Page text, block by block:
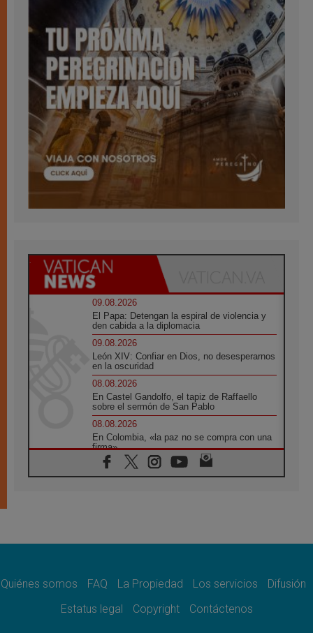
09.08.2026
El Papa: Detengan la espiral de violencia y
den cabida a la diplomacia
09.08.2026
León XIV: Confiar en Dios, no desesperarnos
en la oscuridad
08.08.2026
En Castel Gandolfo, el tapiz de Raffaello
sobre el sermón de San Pablo
08.08.2026
En Colombia, «la paz no se compra con una
firma»
08.08.2026
En Venezuela celebraron los 416 años del
08.08.2026
07.08.2026
se convierte en diócesis
Quiénes somos FAQ La Propiedad Los servicios
Difusión
Estatus legal
Copyright Contáctenos